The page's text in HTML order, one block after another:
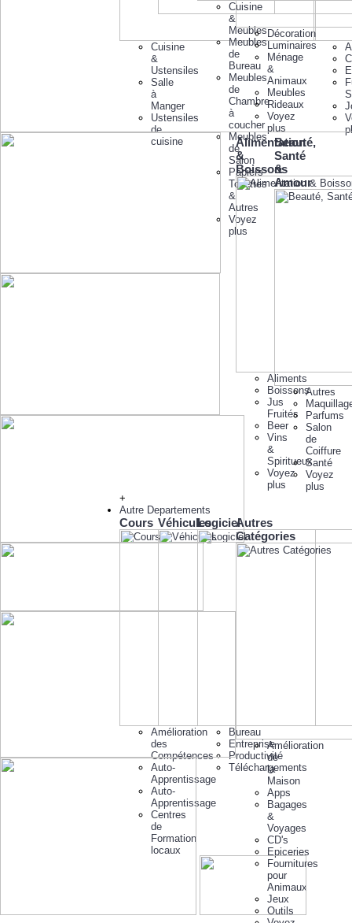
Cuisine
&
Ustensiles
Salle
à
Manger
Ustensiles
de
cuisine
Cuisine
&
Meubles
Meubles
de
Bureau
Meubles
de
Chambre
à
coucher
Meubles
de
Salon
Papiers
Toilettes
&
Autres
Voyez
plus
Décoration
Luminaires
Ménage
&
Animaux
Meubles
Rideaux
Voyez
plus
Alimentation
&
Boissons
Aliments
Boissons
Jus
Fruités
Beer
Vins
&
Spiritueux
Voyez
plus
Beauté,
Santé
&
Amour
Autres
Parfums
Salon
de
Coiffure
Santé
Voyez
plus
+
Autre Departements
Cours
Amélioration
des
Compétences
Auto-
Apprentissage
Auto-
Apprentissage
Centres
de
Formation
locaux
VéhiculesLogiciel
Bureau
Entreprise
Productivité
Téléchargements
Autres
Catégories
Amélioration
de
la
Maison
Apps
Bagages
&
Voyages
CD's
Epiceries
Fournitures
pour
Animaux
Jeux
Outils